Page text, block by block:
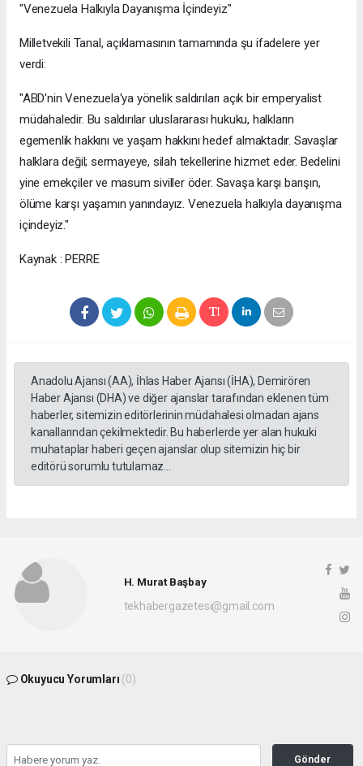
"Venezuela Halkıyla Dayanışma İçindeyiz"
Milletvekili Tanal, açıklamasının tamamında şu ifadelere yer
verdi:
"ABD'nin Venezuela'ya yönelik saldırıları açık bir emperyalist
müdahaledir. Bu saldırılar uluslararası hukuku, halkların
egemenlik hakkını ve yaşam hakkını hedef almaktadır. Savaşlar
halklara değil; sermayeye, silah tekellerine hizmet eder. Bedelini
yine emekçiler ve masum siviller öder. Savaşa karşı barışın,
ölüme karşı yaşamın yanındayız. Venezuela halkıyla dayanışma
içindeyiz."
Kaynak : PERRE
Anadolu Ajansı (AA), İhlas Haber Ajansı (İHA), Demirören
Haber Ajansı (DHA) ve diğer ajanslar tarafından eklenen tüm
haberler, sitemizin editörlerinin müdahalesi olmadan ajans
kanallarından çekilmektedir. Bu haberlerde yer alan hukuki
muhataplar haberi geçen ajanslar olup sitemizin hiç bir
editörü sorumlu tutulamaz...
H. Murat Başbay
tekhabergazetesi@gmail.com
Okuyucu Yorumları (0)
Gönder